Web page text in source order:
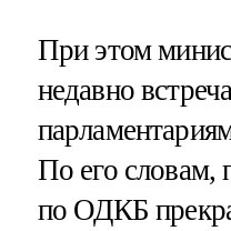
При этом
недавно
По его словам,
по ОДКБ